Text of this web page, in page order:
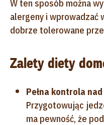
W ten sposób można
alergeny i wprowadzać
dobrze tolerowane
Zalety diety
Pełna kontrola
Przygotowując
ma pewność, że